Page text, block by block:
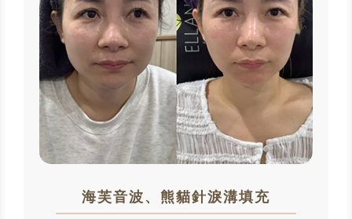
海芙音波、熊貓針淚溝填充